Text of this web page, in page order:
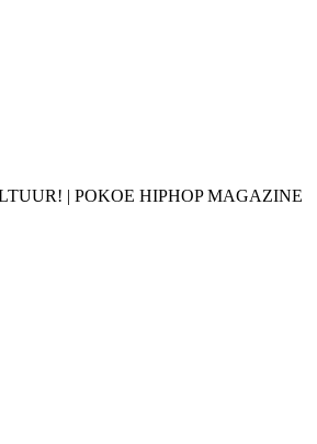
𝗠𝗔𝗚𝗔𝗭𝗜𝗡𝗘
| POKOE HIPHOP MAGAZINE